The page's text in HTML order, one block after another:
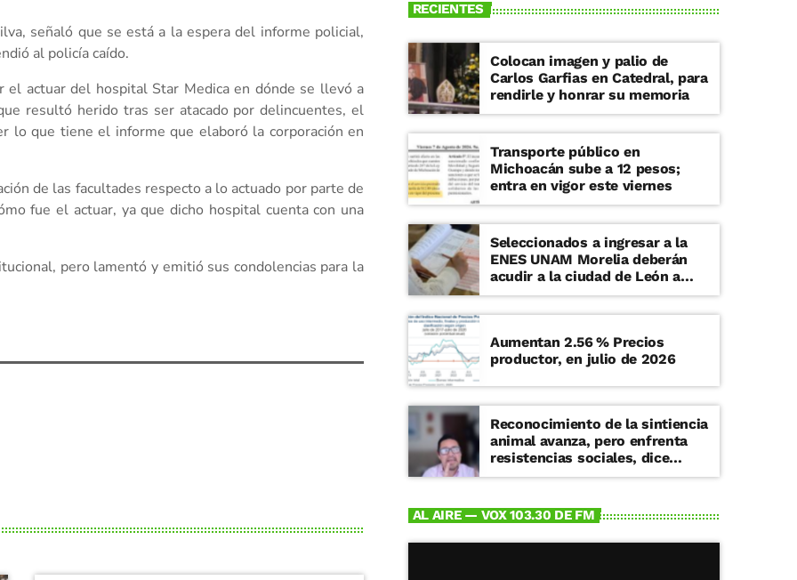
señaló que se está a la espera del informe policial,
al policía caído.
el actuar del hospital Star Medica en dónde se llevó a
resultó herido tras ser atacado por delincuentes, el
lo que tiene el informe que elaboró la corporación en
de las facultades respecto a lo actuado por parte de
fue el actuar, ya que dicho hospital cuenta con una
pero lamentó y emitió sus condolencias para la
RECIENTES
Colocan imagen y palio de
Carlos Garfias en Catedral, para
rendirle y honrar su memoria
Transporte público en
Michoacán sube a 12 pesos;
entra en vigor este viernes
Seleccionados a ingresar a la
ENES UNAM Morelia deberán
acudir a la ciudad de León a
examen de admisión presencial
Aumentan 2.56 % Precios
productor, en julio de 2026
Reconocimiento de la sintiencia
animal avanza, pero enfrenta
resistencias sociales, dice
especialista
AL AIRE — VOX 103.30 DE FM